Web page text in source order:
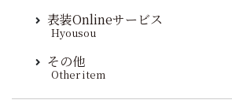
表装Onlineサービス
Hyousou
その他
Other item